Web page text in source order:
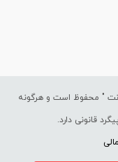
" محفوظ است و هرگونه
قانونی دارد.